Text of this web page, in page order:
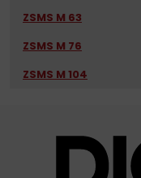
ZSMS M 63
ZSMS M 76
ZSMS M 104